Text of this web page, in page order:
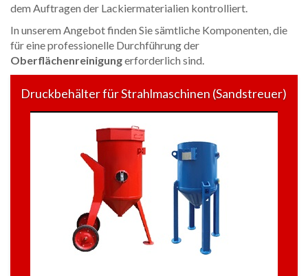
dem Auftragen der Lackiermaterialien kontrolliert.
In unserem Angebot finden Sie sämtliche Komponenten, die
für eine professionelle Durchführung der
Oberflächenreinigungerforderlich sind.
Druckbehälter für Strahlmaschinen (Sandstreuer)